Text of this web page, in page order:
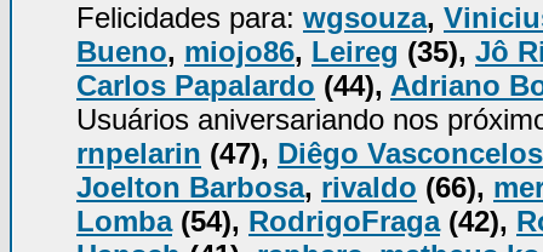
Felicidades para: wgsouza,
Bueno, miojo86, Leireg (35), Jô
Carlos Papalardo (44), Adriano
Usuários aniversariando nos
rnpelarin (47), Diêgo Vasconcelos
Joelton Barbosa, rivaldo (66),
Lomba(54), RodrigoFraga(42),